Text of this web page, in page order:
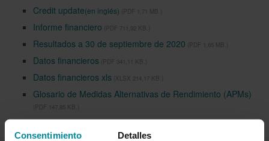
Consentimiento Detalles
Credit update(en inglés) (PDF 1,71 MB.)
Informe financiero (PDF 711,92 KB.)
Resultados a 30 de septiembre de 2020 (PDF 1,65 MB.)
Datos financieros (PDF 341,11 KB.)
Datos financieros xls (XLSX 214,17 KB.)
Glosario de Medidas Alternativas de Rendimiento (APMs)
(PDF 147,85 KB.)